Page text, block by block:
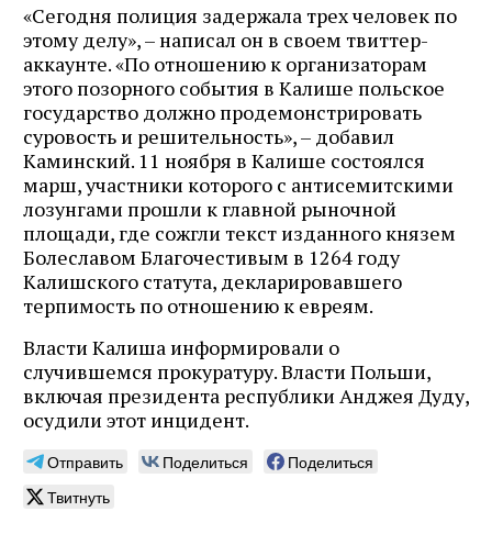
«Сегодня полиция задержала трех человек по
этому делу», – написал он в своем твиттер-
аккаунте. «По отношению к организаторам
этого позорного события в Калише польское
государство должно продемонстрировать
суровость и решительность», – добавил
Каминский. 11 ноября в Калише состоялся
марш, участники которого с антисемитскими
лозунгами прошли к главной рыночной
площади, где сожгли текст изданного князем
Болеславом Благочестивым в 1264 году
Калишского статута, декларировавшего
терпимость по отношению к евреям.
Власти Калиша информировали о
случившемся прокуратуру. Власти Польши,
включая президента республики Анджея Дуду,
осудили этот инцидент.
Отправить Поделиться
Поделиться
Твитнуть